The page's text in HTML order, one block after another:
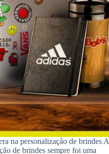
na personalização de brindes A
de brindes sempre foi uma